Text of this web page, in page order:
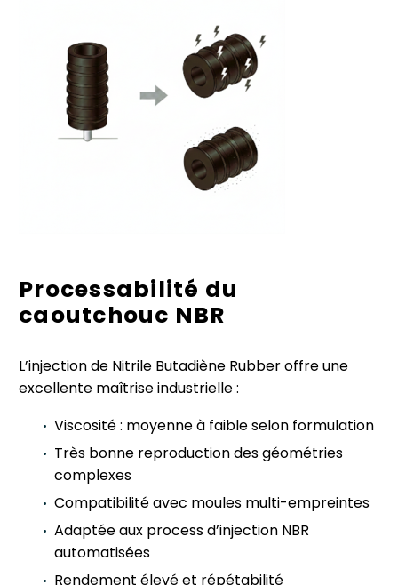
Processabilité du
caoutchouc NBR
L’injection de Nitrile Butadiène Rubber offre une
excellente maîtrise industrielle :
Viscosité : moyenne à faible selon formulation
Très bonne reproduction des géométries
complexes
Compatibilité avec moules multi-empreintes
Adaptée aux process d’injection NBR
automatisées
Rendement élevé et répétabilité